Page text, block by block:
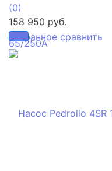
избранное сравнить
(0)
158 950 руб.